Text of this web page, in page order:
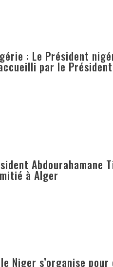
: Le Président
par le
Abdourahamane
à Alger
Niger s’organise